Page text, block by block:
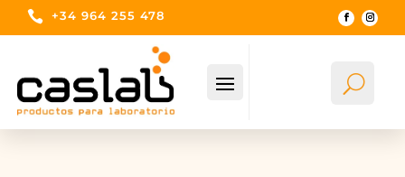
 +34 964 255 478
U